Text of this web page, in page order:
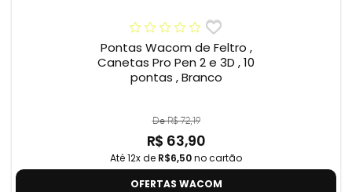
Pontas Wacom de Feltro ,
Canetas Pro Pen 2 e 3D , 10
pontas , Branco
De R$ 72,19
R$ 63,90
Até 12x de R$6,50no cartão
OFERTAS WACOM